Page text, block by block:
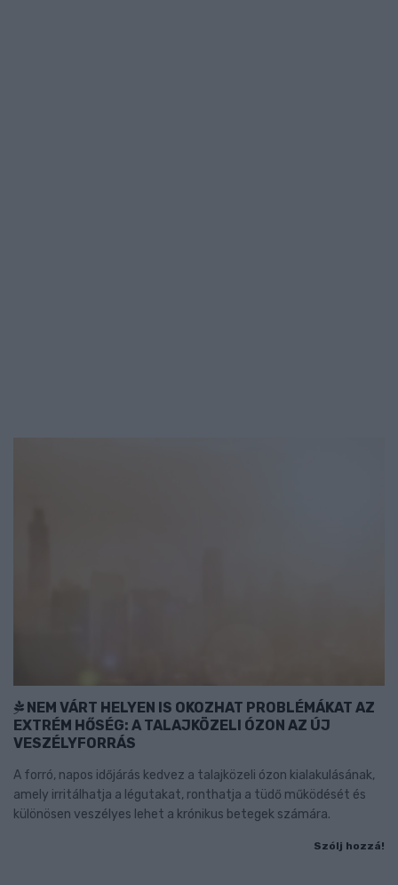
NEM VÁRT HELYEN IS OKOZHAT PROBLÉMÁKAT AZ
EXTRÉM HŐSÉG: A TALAJKÖZELI ÓZON AZ ÚJ
VESZÉLYFORRÁS
A forró, napos időjárás kedvez a talajközeli ózon kialakulásának,
amely irritálhatja a légutakat, ronthatja a tüdő működését és
különösen veszélyes lehet a krónikus betegek számára.
Szólj hozzá!